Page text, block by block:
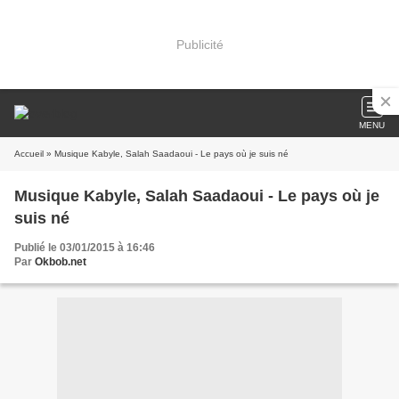
Publicité
MENU
Accueil » Musique Kabyle, Salah Saadaoui - Le pays où je suis né
Musique Kabyle, Salah Saadaoui - Le pays où je
suis né
Publié le 03/01/2015 à 16:46
Par Okbob.net